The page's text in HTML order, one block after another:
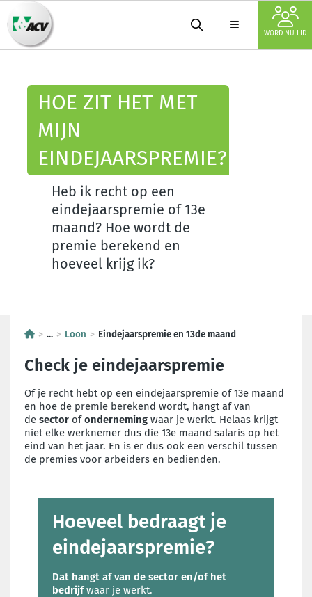
WORD NU LID
HOE ZIT HET MET
MIJN
EINDEJAARSPREMIE?
Heb ik recht op een
eindejaarspremie of 13e
maand? Hoe wordt de
premie berekend en
hoeveel krijg ik?
... Loon Eindejaarspremie en 13de maand
Check je eindejaarspremie
Of je recht hebt op een eindejaarspremie of 13e maand
en hoe de premie berekend wordt, hangt af van
de sector ofonderneming waar je werkt. Helaas krijgt
niet elke werknemer dus die 13e maand salaris op het
eind van het jaar. En is er dus ook een verschil tussen
de premies voor arbeiders en bedienden.
Hoeveel bedraagt je
eindejaarspremie?
Dat hangt af van de sector en/of het
bedrijfwaar je werkt.